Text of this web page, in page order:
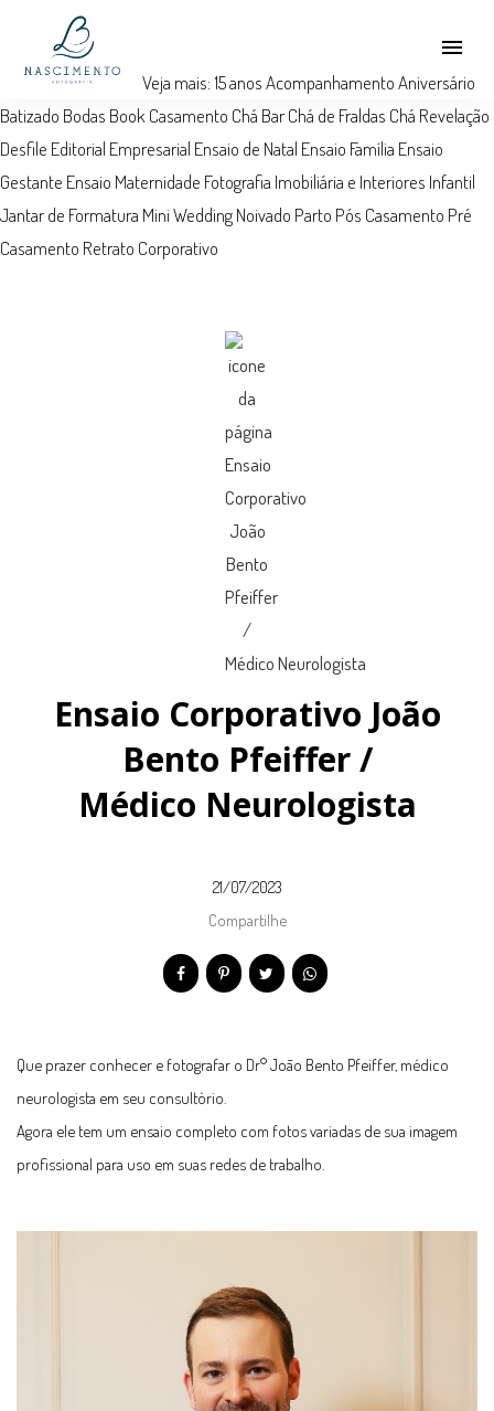
menu
Veja mais:15 anos AcompanhamentoAniversário
Batizado Bodas Book Casamento Chá BarChá de Fraldas Chá Revelação
Desfile Editorial Empresarial Ensaio de Natal Ensaio Família Ensaio
Gestante Ensaio Maternidade Fotografia Imobiliária e Interiores Infantil
Jantar de Formatura Mini WeddingNoivado Parto Pós Casamento Pré
Casamento Retrato Corporativo
Ensaio Corporativo João
Bento Pfeiffer /
Médico Neurologista
21/07/2023
Compartilhe
Que prazer conhecer e fotografar o Dr° João Bento Pfeiffer, médico
neurologista em seu consultório.
Agora ele tem um ensaio completo com fotos variadas de sua imagem
profissional para uso em suas redes de trabalho.